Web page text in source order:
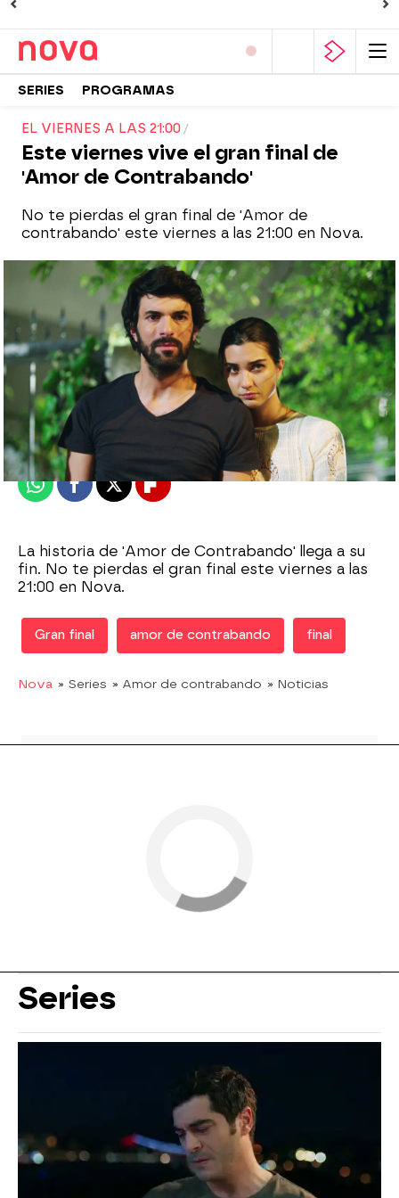
SERIES PROGRAMAS
EL VIERNES A LAS 21:00
Este viernes vive el gran final de
'Amor de Contrabando'
No te pierdas el gran final de 'Amor de
contrabando' este viernes a las 21:00 en Nova.
Nova
Madrid
Publicado: 11 de agosto de 2020, 16:36
WhatsappFacebook
X Flipboard
La historia de 'Amor de Contrabando' llega a su
fin. No te pierdas el gran final este viernes a las
21:00 en Nova.
Gran final amor de contrabando final
Nova » Series » Amor de contrabando » Noticias
Series